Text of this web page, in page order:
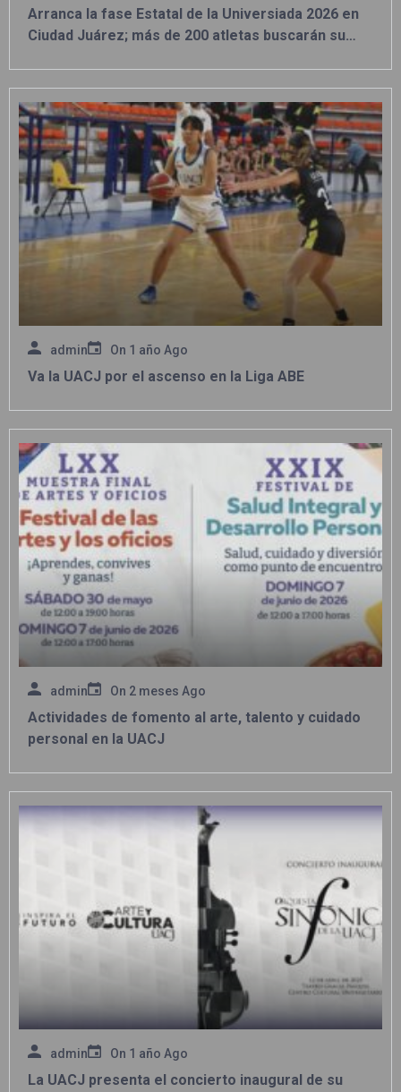
Arranca la fase Estatal de la Universiada 2026 en
Ciudad Juárez; más de 200 atletas buscarán su
admin On 1 año Ago
Va la UACJ por el ascenso en la Liga ABE
admin On 2 meses Ago
Actividades de fomento al arte, talento y cuidado
personal en la UACJ
admin On 1 año Ago
La UACJ presenta el concierto inaugural de su